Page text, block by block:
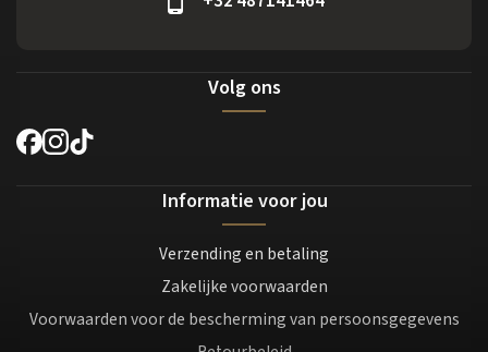
Volg ons
Informatie voor jou
Verzending en betaling
Zakelijke voorwaarden
Voorwaarden voor de bescherming van persoonsgegevens